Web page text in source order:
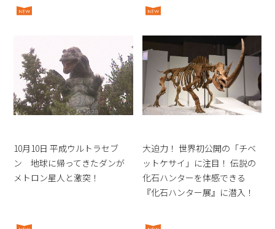
10月10日 平成ウルトラセブ
ン 地球に帰ってきたダンが
メトロン星人と激突！
大迫力！ 世界初公開の「チベ
ットケサイ」に注目！ 伝説の
化石ハンターを体感できる
『化石ハンター展』に潜入！